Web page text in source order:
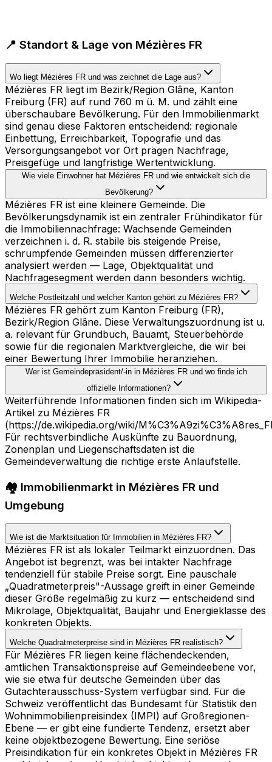
📍 Standort & Lage von Mézières FR
Wo liegt Mézières FR und was zeichnet die Lage aus?
Mézières FR liegt im Bezirk/Region Glâne, Kanton
Freiburg (FR) auf rund 760 m ü. M. und zählt eine
überschaubare Bevölkerung. Für den Immobilienmarkt
sind genau diese Faktoren entscheidend: regionale
Einbettung, Erreichbarkeit, Topografie und das
Versorgungsangebot vor Ort prägen Nachfrage,
Preisgefüge und langfristige Wertentwicklung.
Wie viele Einwohner hat Mézières FR und wie entwickelt sich die
Bevölkerung?
Mézières FR ist eine kleinere Gemeinde. Die
Bevölkerungsdynamik ist ein zentraler Frühindikator für
die Immobiliennachfrage: Wachsende Gemeinden
verzeichnen i. d. R. stabile bis steigende Preise,
schrumpfende Gemeinden müssen differenzierter
analysiert werden — Lage, Objektqualität und
Nachfragesegment werden dann besonders wichtig.
Welche Postleitzahl und welcher Kanton gehört zu Mézières FR?
Mézières FR gehört zum Kanton Freiburg (FR),
Bezirk/Region Glâne. Diese Verwaltungszuordnung ist u.
a. relevant für Grundbuch, Bauamt, Steuerbehörde
sowie für die regionalen Marktvergleiche, die wir bei
einer Bewertung Ihrer Immobilie heranziehen.
Wer ist Gemeindepräsident/-in in Mézières FR und wo finde ich
offizielle Informationen?
Weiterführende Informationen finden sich im Wikipedia-
Artikel zu Mézières FR
(https://de.wikipedia.org/wiki/
Für rechtsverbindliche Auskünfte zu Bauordnung,
Zonenplan und Liegenschaftsdaten ist die
Gemeindeverwaltung die richtige erste Anlaufstelle.
🏘️ Immobilienmarkt in Mézières FR und
Umgebung
Wie ist die Marktsituation für Immobilien in Mézières FR?
Mézières FR ist als lokaler Teilmarkt einzuordnen. Das
Angebot ist begrenzt, was bei intakter Nachfrage
tendenziell für stabile Preise sorgt. Eine pauschale
„Quadratmeterpreis"-Aussage greift in einer Gemeinde
dieser Größe regelmäßig zu kurz — entscheidend sind
Mikrolage, Objektqualität, Baujahr und Energieklasse des
konkreten Objekts.
Welche Quadratmeterpreise sind in Mézières FR realistisch?
Für Mézières FR liegen keine flächendeckenden,
amtlichen Transaktionspreise auf Gemeindeebene vor,
wie sie etwa für deutsche Gemeinden über das
Gutachterausschuss-System verfügbar sind. Für die
Schweiz veröffentlicht das Bundesamt für Statistik den
Wohnimmobilienpreisindex (IMPI) auf Großregionen-
Ebene — er gibt eine fundierte Tendenz, ersetzt aber
keine objektbezogene Bewertung. Eine seriöse
Preisindikation für ein konkretes Objekt in Mézières FR